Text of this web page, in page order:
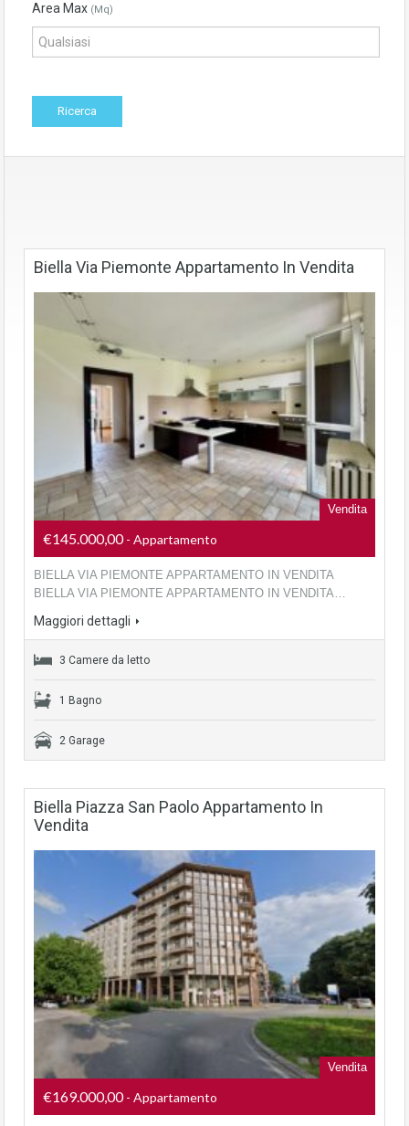
Area Max (Mq)
Biella Via Piemonte Appartamento In Vendita
Vendita
€145.000,00- Appartamento
BIELLA VIA PIEMONTE APPARTAMENTO IN VENDITA
BIELLA VIA PIEMONTE APPARTAMENTO IN VENDITA…
Maggiori dettagli
3 Camere da letto
1 Bagno
2 Garage
Biella Piazza San Paolo Appartamento In
Vendita
Vendita
€169.000,00- Appartamento